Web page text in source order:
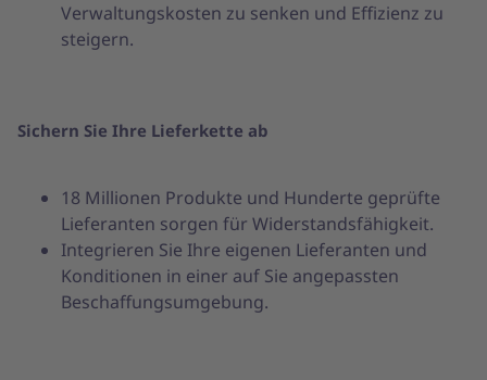
Verwaltungskosten zu senken und Effizienz zu
steigern.
Sichern Sie Ihre Lieferkette ab
18 Millionen Produkte und Hunderte geprüfte
Lieferanten sorgen für Widerstandsfähigkeit.
Integrieren Sie Ihre eigenen Lieferanten und
Konditionen in einer auf Sie angepassten
Beschaffungsumgebung.